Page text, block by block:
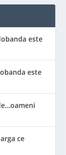
este
este
ce